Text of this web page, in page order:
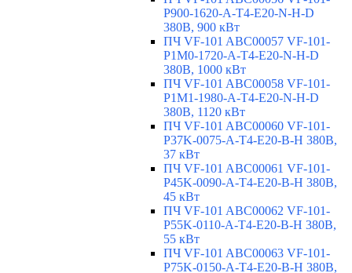
P900-1620-A-T4-E20-N-H-D
380В, 900 кВт
ПЧ VF-101 ABC00057 VF-101-
P1M0-1720-A-T4-E20-N-H-D
380В, 1000 кВт
ПЧ VF-101 ABC00058 VF-101-
P1M1-1980-A-T4-E20-N-H-D
380В, 1120 кВт
ПЧ VF-101 ABC00060 VF-101-
P37K-0075-A-T4-E20-B-H 380В,
37 кВт
ПЧ VF-101 ABC00061 VF-101-
P45K-0090-A-T4-E20-B-H 380В,
45 кВт
ПЧ VF-101 ABC00062 VF-101-
P55K-0110-A-T4-E20-B-H 380В,
55 кВт
ПЧ VF-101 ABC00063 VF-101-
P75K-0150-A-T4-E20-B-H 380В,